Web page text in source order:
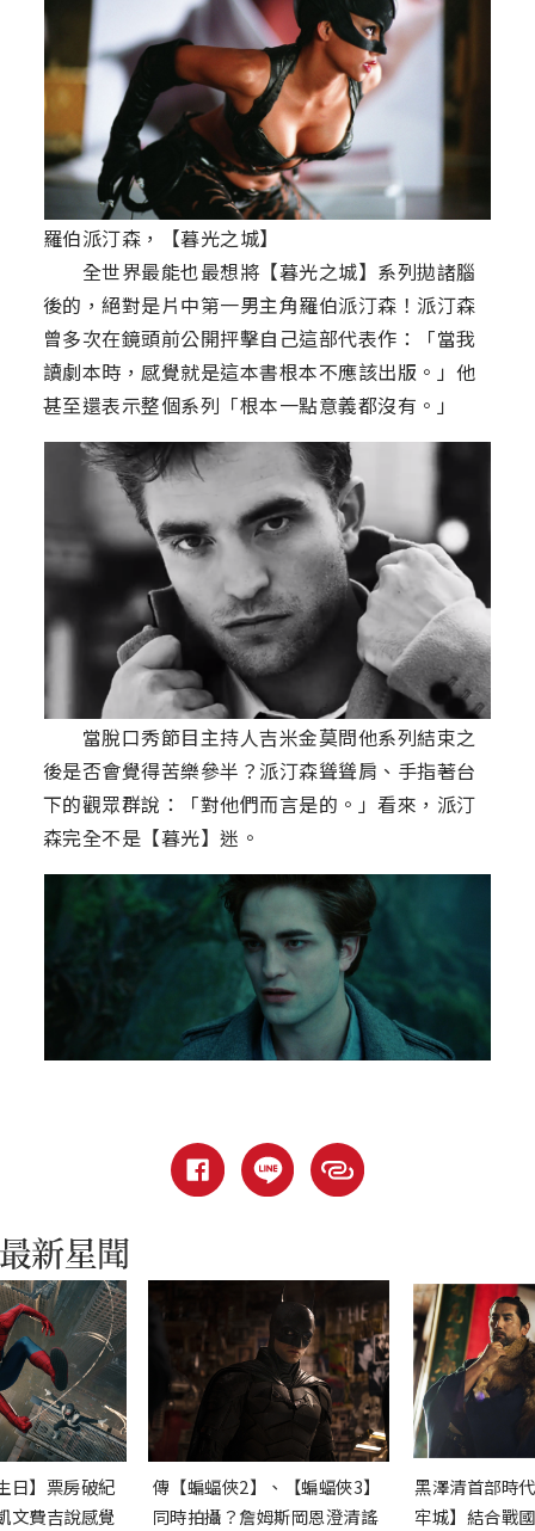
羅伯派汀森，【暮光之城】
全世界最能也最想將【暮光之城】系列拋諸腦
後的，絕對是片中第一男主角羅伯派汀森！派汀森
曾多次在鏡頭前公開抨擊自己這部代表作：「當我
讀劇本時，感覺就是這本書根本不應該出版。」他
甚至還表示整個系列「根本一點意義都沒有。」
當脫口秀節目主持人吉米金莫問他系列結束之
後是否會覺得苦樂參半？派汀森聳聳肩、手指著台
下的觀眾群說：「對他們而言是的。」看來，派汀
森完全不是【暮光】迷。
日】票房破紀
文費吉說感覺
傳【蝙蝠俠2】、【蝙蝠俠3】
同時拍攝？詹姆斯岡恩澄清謠
黑澤清首部時
牢城】結合戰